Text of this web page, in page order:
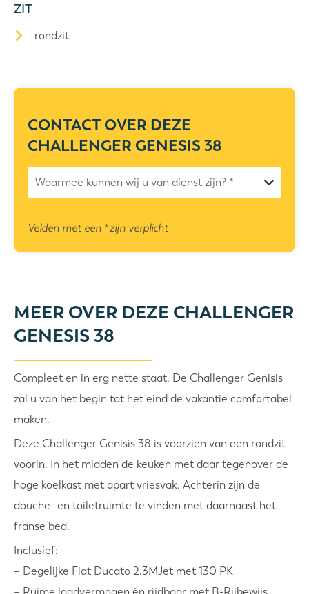
ZIT
rondzit
CONTACT OVER DEZE
CHALLENGER GENESIS 38
Velden met een * zijn verplicht
MEER OVER DEZE CHALLENGER
GENESIS 38
Compleet en in erg nette staat. De Challenger Genisis
zal u van het begin tot het eind de vakantie comfortabel
maken.
Deze Challenger Genisis 38 is voorzien van een rondzit
voorin. In het midden de keuken met daar tegenover de
hoge koelkast met apart vriesvak. Achterin zijn de
douche- en toiletruimte te vinden met daarnaast het
franse bed.
Inclusief:
– Degelijke Fiat Ducato 2.3MJet met 130 PK